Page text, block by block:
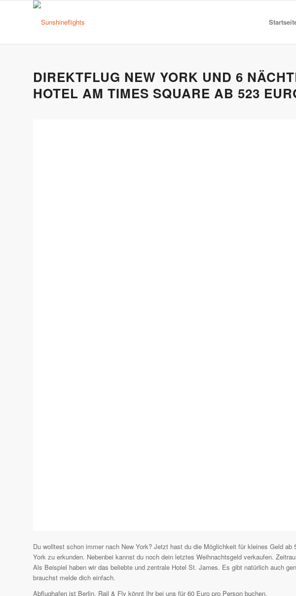
DIREKTFLUG NEW YORK UND 6
HOTEL AM TIMES SQUARE AB 523
Du wolltest schon immer nach New York? Jetzt hast du die Möglichkeit für kleines Geld
York zu erkunden. Nebenbei kannst du noch dein letztes Weihnachtsgeld verkaufen.
Als Beispiel haben wir das beliebte und zentrale Hotel St. James. Es gibt natürlich auch
brauchst melde dich einfach.
Abflughafen ist Berlin. Rail & Fly könnt Ihr bei uns für 60 Euro pro Person buchen.